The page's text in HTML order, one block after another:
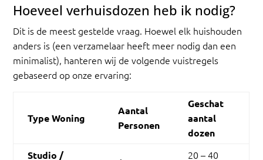
Hoeveel verhuisdozen heb ik nodig?
Dit is de meest gestelde vraag. Hoewel elk huishouden
anders is (een verzamelaar heeft meer nodig dan een
minimalist), hanteren wij de volgende vuistregels
gebaseerd op onze ervaring:
Type Woning
Aantal
Personen
Geschat
aantal
dozen
Studio /
20 – 40